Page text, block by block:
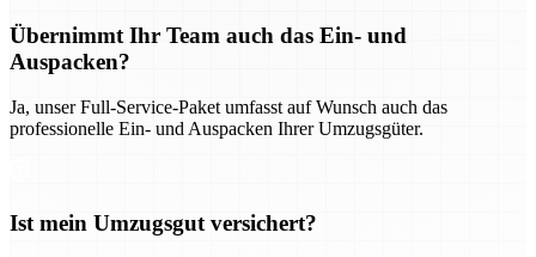
Übernimmt Ihr Team auch das Ein- und
Auspacken?
Ja, unser Full-Service-Paket umfasst auf Wunsch auch das
professionelle Ein- und Auspacken Ihrer Umzugsgüter.
Ist mein Umzugsgut versichert?